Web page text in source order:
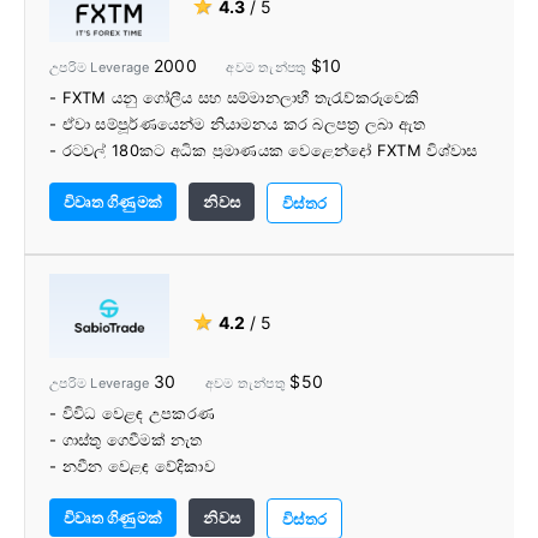
- පුළුල් පරාසයක වෙළඳපල පර්යේෂණ මෙවලම්, වෙළඳ තරඟ,
- 24/6 දුරකථන වෙළඳ සහාය
★ 4.3 / 5
උපරිම Leverage 2000 අවම තැන්පතු $10
- FXTM යනු ගෝලීය සහ සම්මානලාභී තැරැව්කරුවෙකි
- ඒවා සම්පූර්ණයෙන්ම නියාමනය කර බලපත්‍ර ලබා ඇත
- රටවල් 180කට අධික ප්‍රමාණයක වෙළෙන්දෝ FXTM විශ්වාස
- ඔවුන් සියලු වර්ගවල වෙළඳුන්ට ගැලපෙන ගිණුම් වර්ග
- සෘණ සමතුලිත ආරක්ෂාව සහතික කෙරේ
- නොමිලේ තැන්පතු සහ ක්ෂණික මුදල් ආපසු ගැනීම.
- ඔවුන් විශාල වෙළඳ බෝනස් සහ උසස්වීම් ලබා දෙයි
වෙළඳපල විශ්ලේෂණය
විවෘත ගිණුමක් නිවස විස්තර
★ 4.2 / 5
උපරිම Leverage 30 අවම තැන්පතු $50
- විවිධ වෙළඳ උපකරණ
- ගාස්තු ගෙවීමක් නැත
- නවීන වෙළඳ වේදිකාව
- හොඳ පාරිභෝගික සත්කාරයක්
විවෘත ගිණුමක් නිවස විස්තර